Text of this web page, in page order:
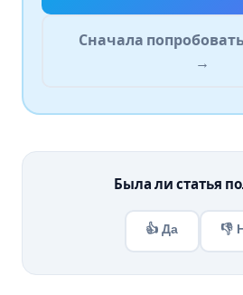
Сначала
→
Была ли статья
👍 Да 👎